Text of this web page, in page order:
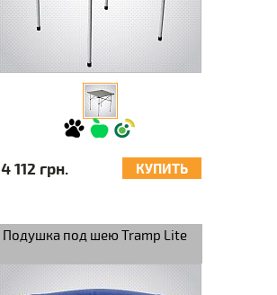
4 112 грн. КУПИТЬ
Подушка под шею Tramp Lite